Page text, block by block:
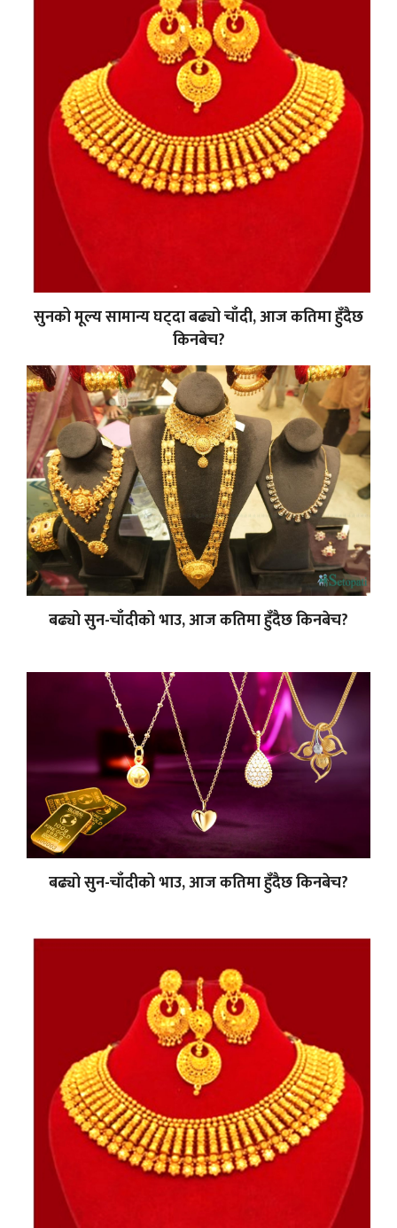
सुनको मूल्य सामान्य घट्दा बढ्यो चाँदी, आज कतिमा हुँदैछ
किनबेच?
बढ्यो सुन-चाँदीको भाउ, आज कतिमा हुँदैछ किनबेच?
बढ्यो सुन-चाँदीको भाउ, आज कतिमा हुँदैछ किनबेच?